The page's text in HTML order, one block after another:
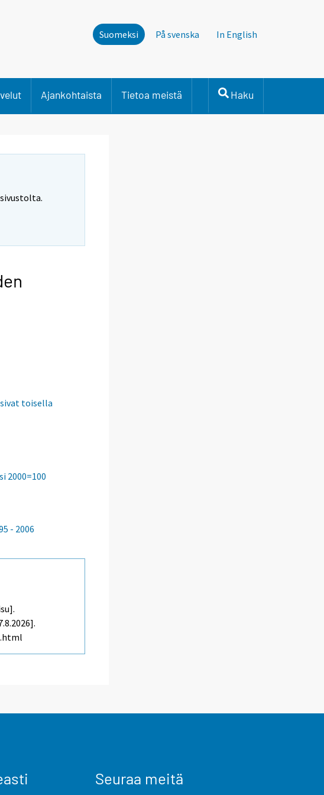
Suomeksi På svenska In English
Ajankohtaista Tietoa meistä Haku
toisella
2000=100
- 2006
Seuraa meitä